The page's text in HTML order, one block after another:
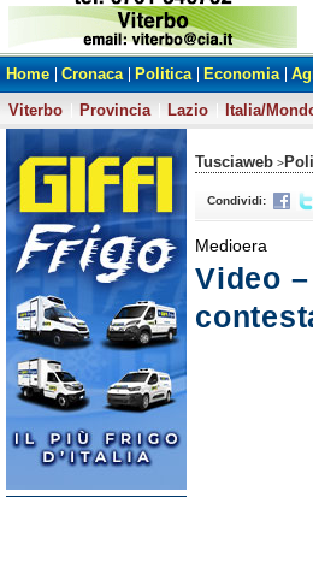
Home Cronaca Politica Economia
Viterbo
Provincia Lazio Italia/
Tusciaweb >
Condividi:
Medioera
Video